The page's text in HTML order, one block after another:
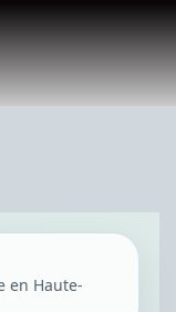
en Haute-